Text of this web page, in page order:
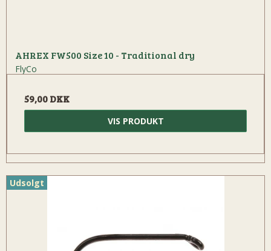
AHREX FW500 Size 10 - Traditional dry
FlyCo
59,00 DKK
VIS PRODUKT
Udsolgt